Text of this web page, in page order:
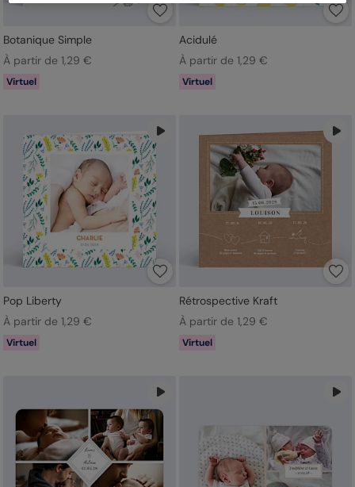
Botanique Simple
À partir de 1,29 €
Virtuel
Acidulé
À partir de 1,29 €
Virtuel
Pop Liberty
À partir de 1,29 €
Virtuel
Rétrospective Kraft
À partir de 1,29 €
Virtuel